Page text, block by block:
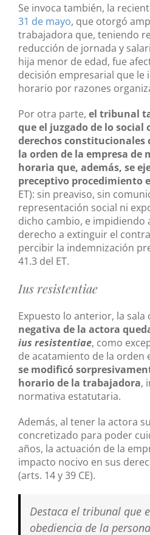
Se invoca también, la
31 de mayo, que otorgó
trabajadora que, teniendo
reducción de jornada y
hija menor de edad, fue
decisión empresarial que le
horario por razones
Por otra parte, el tribunal
que el juzgado de lo
derechos constitucionales
la orden de la empresa de
horaria que, además, se
preceptivo procedimiento
ET): sin preaviso, sin
representación social ni
dicho cambio, e impidiendo
derecho a extinguir el
percibir la indemnización
41.3 del ET.
Ius resistentiae
Expuesto lo anterior, la sala
negativa de la actora
ius resistentiae, como
de acatamiento de la orden
se modificó
horario de la trabajadora,
normativa estatutaria.
Además, al tener la actora
concretizado para poder
años, la actuación de la
impacto nocivo en sus
(arts. 14 y 39 CE).
Destaca el tribunal que
obediencia de la